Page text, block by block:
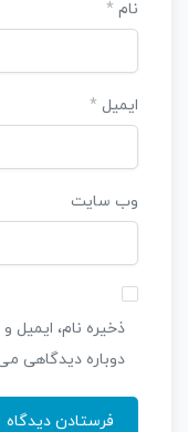
نام *
ایمیل *
وب‌ سایت
ذخیره نام، ایمیل
دوباره دیدگاهی